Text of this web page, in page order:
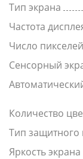
Тип экрана
Частота
Число
Сенсорный
Количество
Тип защитного
Яркость